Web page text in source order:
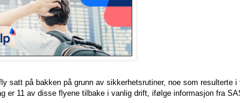
fly satt på bakken på grunn av sikkerhetsrutiner, noe som resulterte
er 11 av disse flyene tilbake i vanlig drift, ifølge informasjon fra